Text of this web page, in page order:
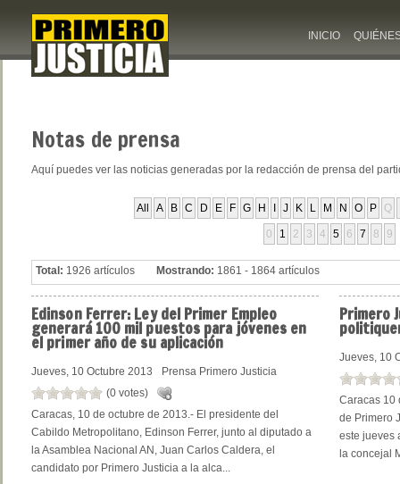
INICIO
Notas de prensa
Aquí puedes ver las noticias generadas por la redacción de prensa del
All A B C D E F G H J K L M N O P Q
0 1 2 3 4 5 6 7 8 9
Total: 1926 artículos Mostrando: 1861 - 1864 artículos
EdinsonFerrer: Ley del Primer Empleo
generará 100 mil puestos para jóvenes en
el primer año de su aplicación
Jueves, 10 Octubre 2013
Prensa Primero Justicia
(0 votes)
Caracas, 10 de octubre de 2013.- El presidente del
Cabildo Metropolitano, Edinson Ferrer, junto al diputado a
la Asamblea Nacional AN, Juan Carlos Caldera, el
candidato por Primero Justicia a la alca...
Primero
Jueves, 10
Caracas 10
de Primero
este jueves
la concejal